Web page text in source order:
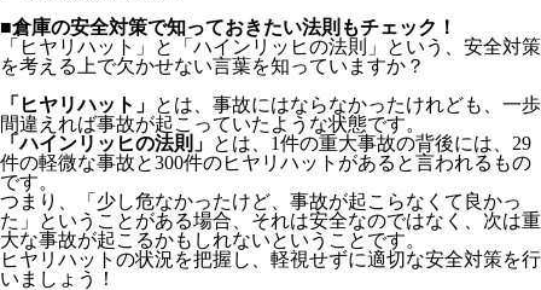
■倉庫の安全対策で知っておきたい法則もチェック！
「ヒヤリハット」と「ハインリッヒの法則」という、安全対策
を考える上で欠かせない言葉を知っていますか？
「ヒヤリハット」 とは、事故にはならなかったけれども、一歩
間違えれば事故が起こっていたような状態です。
「ハインリッヒの法則」 とは、1件の重大事故の背後には、29
件の軽微な事故と300件のヒヤリハットがあると言われるもの
です。
つまり、「少し危なかったけど、事故が起こらなくて良かっ
た」ということがある場合、それは安全なのではなく、次は重
大な事故が起こるかもしれないということです。
ヒヤリハットの状況を把握し、軽視せずに適切な安全対策を行
いましょう！